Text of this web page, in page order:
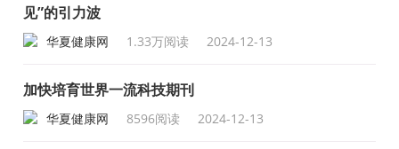
见”的引力波
华夏健康网 1.33万阅读 2024-12-13
加快培育世界一流科技期刊
华夏健康网 8596阅读 2024-12-13